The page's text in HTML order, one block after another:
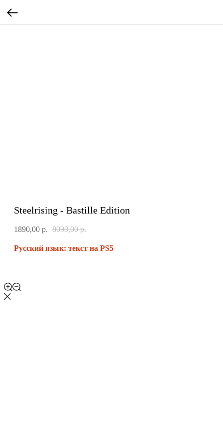
Steelrising - Bastille Edition
1890,00 р. 8090,00 р.
Русский язык: текст на PS5